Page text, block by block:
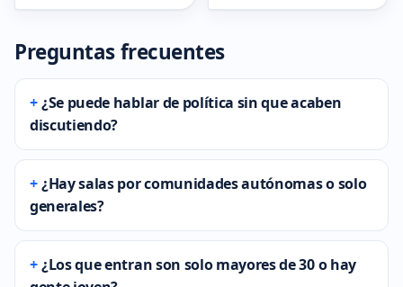
Preguntas frecuentes
¿Se puede hablar de política sin que acaben
discutiendo?
¿Hay salas por comunidades autónomas o solo
generales?
¿Los que entran son solo mayores de 30 o hay